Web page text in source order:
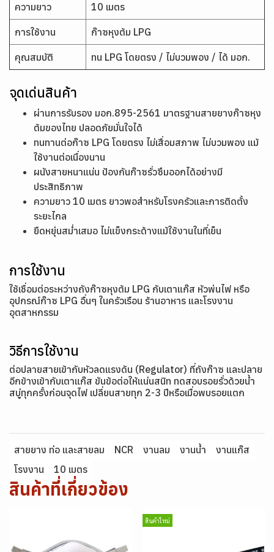
ความยาว 10 เมตร
การใช้งาน ก๊าซหุงต้ม LPG
คุณสมบัติ ทน LPG โดยตรง / ไม่บวมพอง / ได้ มอก.
จุดเด่นสินค้า
ผ่านการรับรอง มอก.895-2561 มาตรฐานสายยางก๊าซหุง
ต้มของไทย ปลอดภัยมั่นใจได้
ทนทานต่อก๊าซ LPG โดยตรง ไม่เสื่อมสภาพ ไม่บวมพอง แม้
ใช้งานต่อเนื่องนาน
ผนังสายหนาแน่น ป้องกันก๊าซรั่วซึมออกได้อย่างมี
ประสิทธิภาพ
ความยาว 10 เมตร ยาวพอสำหรับโรงครัวและการติดตั้ง
ระยะไกล
ยืดหยุ่นสม่ำเสมอ ไม่แข็งกระด้างแม้ใช้งานในที่เย็น
การใช้งาน
ใช้เชื่อมต่อระหว่างถังก๊าซหุงต้ม LPG กับเตาแก๊ส หัวพ่นไฟ หรือ
อุปกรณ์ก๊าซ LPG อื่นๆ ในครัวเรือน ร้านอาหาร และโรงงาน
อุตสาหกรรม
วิธีการใช้งาน
ต่อปลายสายเข้ากับหัวลดแรงดัน (Regulator) ที่ถังก๊าซ และปลาย
อีกข้างเข้ากับเตาแก๊ส ขันข้อต่อให้แน่นสนิท ทดสอบรอยรั่วด้วยน้ำ
สบู่ทุกครั้งก่อนจุดไฟ เปลี่ยนสายทุก 2-3 ปีหรือเมื่อพบรอยแตก
สายยาง ท่อ และสายลม NCR งานลม งานน้ำ
งานแก๊ส
โรงงาน
10 เมตร
สินค้าที่เกี่ยวข้อง
สินค้าใหม่